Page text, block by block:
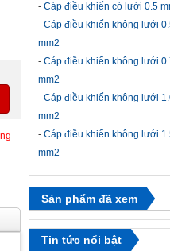
- Cáp điều khiển có lưới 0.5
- Cáp điều khiển không lưới
mm2
- Cáp điều khiển không lưới
mm2
- Cáp điều khiển không lưới
mm2
- Cáp điều khiển không lưới
mm2
Sản phẩm đã xem
Tin tức nổi bật